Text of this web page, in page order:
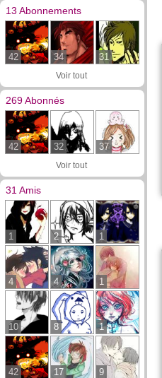
13 Abonnements
42 34 31
Voir tout
269 Abonnés
42 32 37
Voir tout
31 Amis
1 2 1
4 4 1
10 8 1
42 17 9